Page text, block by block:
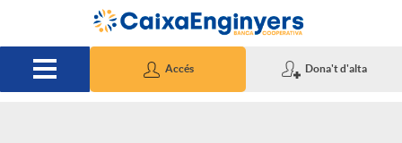
Salta al contingut principal
Accés Dona't d'alta